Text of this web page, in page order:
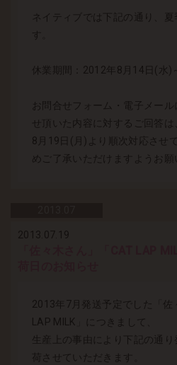
ネイティブでは下記の通り、夏
す。
休業期間：2012年8月14日(水)
お問合せフォーム・電子メール
せ頂いた内容に対するご回答は
8月19日(月)より順次対応させ
めご了承いただけますようお願
2013.07.19
2013年7月発送予定でした「佐
LAP MILK」につきまして、
生産上の事由により下記の通り
荷させていただきます。